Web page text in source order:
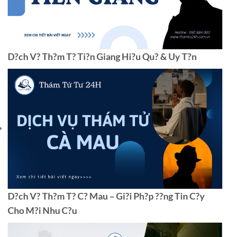
D?ch V? Th?m T? Ti?n Giang Hi?u Qu? & Uy T?n
D?ch V? Th?m T? C? Mau – Gi?i Ph?p ??ng Tin C?y
Cho M?i Nhu C?u